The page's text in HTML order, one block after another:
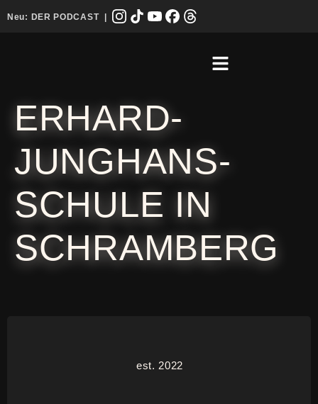
Neu: DER PODCAST|
ERHARD-
JUNGHANS-
SCHULE IN
SCHRAMBERG
est. 2022